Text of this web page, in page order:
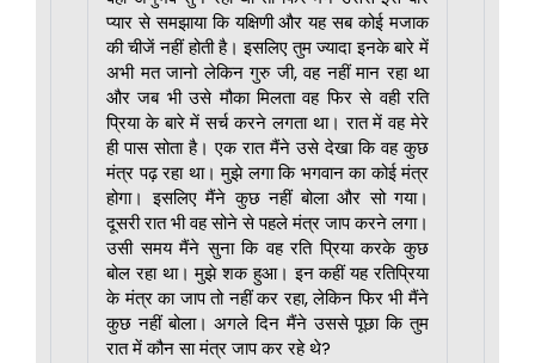
प्यार से समझाया कि यक्षिणी और यह सब कोई मजाक
की चीजें नहीं होती है। इसलिए तुम ज्यादा इनके बारे में
अभी मत जानो लेकिन गुरु जी, वह नहीं मान रहा था
और जब भी उसे मौका मिलता वह फिर से वही रति
प्रिया के बारे में सर्च करने लगता था। रात में वह मेरे
ही पास सोता है। एक रात मैंने उसे देखा कि वह कुछ
मंत्र पढ़ रहा था। मुझे लगा कि भगवान का कोई मंत्र
होगा। इसलिए मैंने कुछ नहीं बोला और सो गया।
दूसरी रात भी वह सोने से पहले मंत्र जाप करने लगा।
उसी समय मैंने सुना कि वह रति प्रिया करके कुछ
बोल रहा था। मुझे शक हुआ। इन कहीं यह रतिप्रिया
के मंत्र का जाप तो नहीं कर रहा, लेकिन फिर भी मैंने
कुछ नहीं बोला। अगले दिन मैंने उससे पूछा कि तुम
रात में कौन सा मंत्र जाप कर रहे थे?